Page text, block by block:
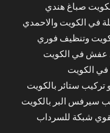
صباغ هندي
في الكويت والاحمدي
وتنظيف فوري
عفش في الكويت
الكويت
ستائر بالكويت
سيرفس البر بالكويت
شبكة للسرداب